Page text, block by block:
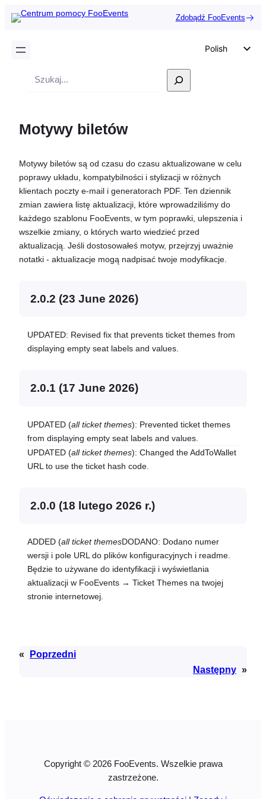
Zdobądź FooEvents
Polish
Portuguese
French
Czech
Greek
Wyszukiwanie
Motywy biletów
Motywy biletów są od czasu do czasu aktualizowane w celu
poprawy układu, kompatybilności i stylizacji w różnych
klientach poczty e-mail i generatorach PDF. Ten dziennik
zmian zawiera listę aktualizacji, które wprowadziliśmy do
każdego szablonu FooEvents, w tym poprawki, ulepszenia i
wszelkie zmiany, o których warto wiedzieć przed
aktualizacją. Jeśli dostosowałeś motyw, przejrzyj uważnie
notatki - aktualizacje mogą nadpisać twoje modyfikacje.
2.0.2 (23 June 2026)
UPDATED: Revised fix that prevents ticket themes from
displaying empty seat labels and values.
2.0.1 (17 June 2026)
UPDATED (all ticket themes): Prevented ticket themes
from displaying empty seat labels and values.
UPDATED (all ticket themes): Changed the AddToWallet
URL to use the ticket hash code.
2.0.0 (18 lutego 2026 r.)
ADDED (all ticket themesDODANO: Dodano numer
wersji i pole URL do plików konfiguracyjnych i readme.
Będzie to używane do identyfikacji i wyświetlania
aktualizacji w FooEvents → Ticket Themes na twojej
stronie internetowej.
«
Poprzedni
Następny »
Copyright © 2026 FooEvents. Wszelkie prawa
zastrzeżone.